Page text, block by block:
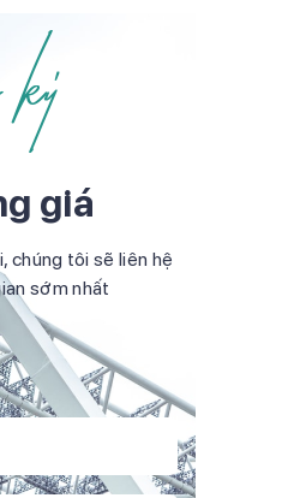
giá
chúng tôi sẽ liên hệ
sớm nhất